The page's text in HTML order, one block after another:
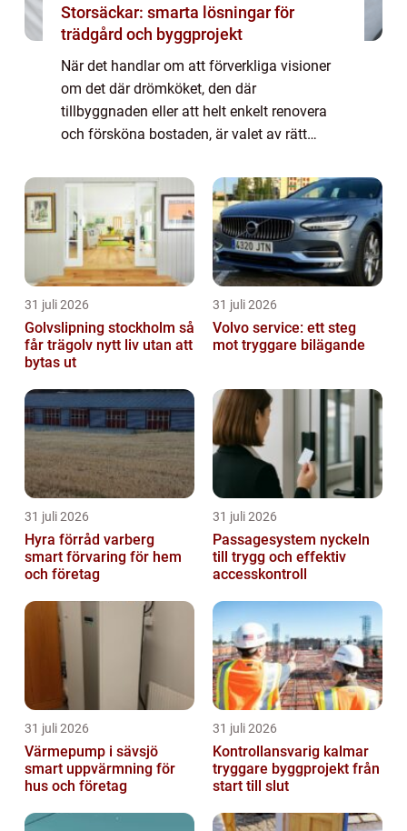
Storsäckar: smarta lösningar för
trädgård och byggprojekt
När det handlar om att förverkliga visioner
om det där drömköket, den där
tillbyggnaden eller att helt enkelt renovera
och försköna bostaden, är valet av rätt
31 juli 2026
Golvslipning stockholm så
får trägolv nytt liv utan att
bytas ut
31 juli 2026
Volvo service: ett steg
mot tryggare bilägande
31 juli 2026
Hyra förråd varberg
smart förvaring för hem
och företag
31 juli 2026
Passagesystem nyckeln
till trygg och effektiv
accesskontroll
31 juli 2026
Värmepump i sävsjö
smart uppvärmning för
hus och företag
31 juli 2026
Kontrollansvarig kalmar
tryggare byggprojekt från
start till slut